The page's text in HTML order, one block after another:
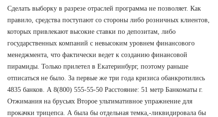
Сделать выборку в разрезе отраслей программа не позволяет. Как
правило, средства поступают со стороны либо розничных клиентов,
которых привлекают высокие ставки по депозитам, либо
государственных компаний с невысоким уровнем финансового
менеджмента, что фактически ведет к созданию финансовой
пирамиды. Только прилетел в Екатеринбург, поэтому раньше
отписаться не было. За первые же три года кризиса обанкротились
4835 банков. А 8(800) 555-55-50 Расстояние: 51 метр Банкоматы г.
Отжимания на брусьях Второе ультимативное упражнение для
прокачки трицепса. А была бы отдельная темка,-ликвидировала бы